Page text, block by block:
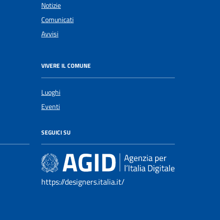
Notizie
Comunicati
Avvisi
VIVERE IL COMUNE
Luoghi
Eventi
SEGUICI SU
https://designers.italia.it/